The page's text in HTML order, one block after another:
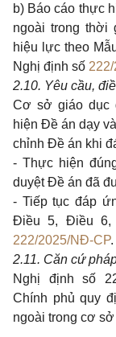
b) Báo cáo thực
ngoài trong thời
hiệu lực theo
Nghị định số
2.10. Yêu cầu,
Cơ sở giáo dục
hiện Đề án dạy
chỉnh Đề án khi
- Thực hiện
duyệt Đề án đã
- Tiếp tục đáp
Điều 5, Điều
222/2025/NĐ-CP.
2.11. Căn cứ
Nghị định số
Chính phủ quy
ngoài trong cơ